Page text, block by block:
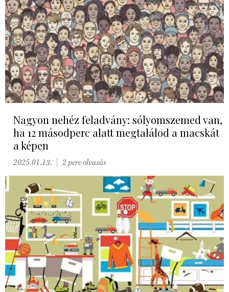
Nagyon nehéz feladvány: sólyomszemed van,
ha 12 másodperc alatt megtalálod a macskát
a képen
2025.01.13. 2 perc olvasás